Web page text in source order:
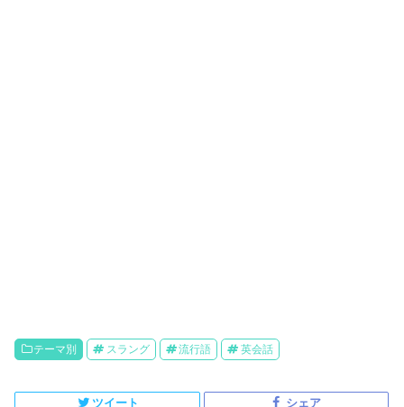
テーマ別 スラング 流行語 英会話
ツイート シェア